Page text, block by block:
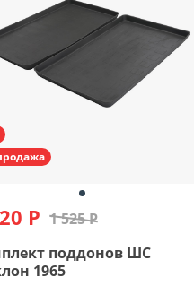
Р 1 525 Р
поддонов ШС
1965